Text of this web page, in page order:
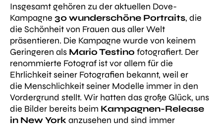
Insgesamt gehören zu der aktuellen Dove-
Kampagne 30 wunderschöne Portraits, die
die Schönheit von Frauen aus aller Welt
präsentieren. Die Kampagne wurde von keinem
Geringeren als Mario Testino fotografiert. Der
renommierte Fotograf ist vor allem für die
Ehrlichkeit seiner Fotografien bekannt, weil er
die Menschlichkeit seiner Modelle immer in den
Vordergrund stellt. Wir hatten das große Glück, uns
die Bilder bereits beim Kampagnen-Release
in New Yorkanzusehen und sind immer